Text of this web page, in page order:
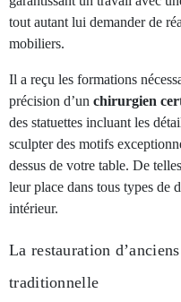
tout autant lui demander de
mobiliers.
Il a reçu les formations
précision d’un chirurgien
des statuettes incluant les
sculpter des motifs
dessus de votre table. De
leur place dans tous types de
intérieur.
La restauration
traditionnelle